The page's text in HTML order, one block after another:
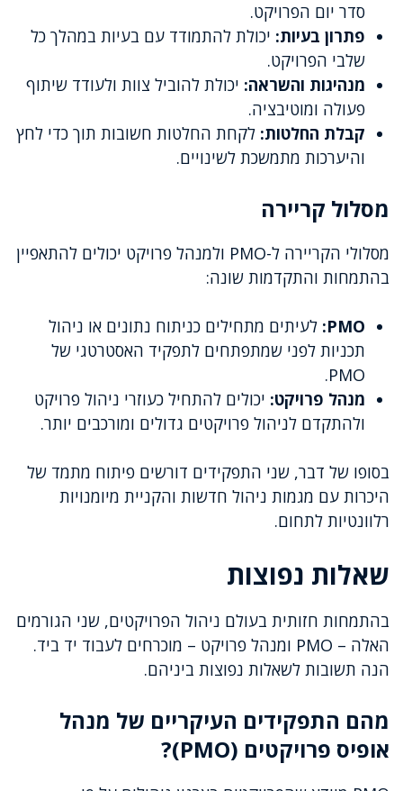
סדר יום הפרויקט.
פתרון בעיות: יכולת להתמודד עם בעיות במהלך כל
שלבי הפרויקט.
מנהיגות והשראה: יכולת להוביל צוות ולעודד שיתוף
פעולה ומוטיבציה.
קבלת החלטות: לקחת החלטות חשובות תוך כדי לחץ
והיערכות מתמשכת לשינויים.
מסלול קריירה
מסלולי הקריירה ל-PMO ולמנהל פרויקט יכולים להתאפיין
בהתמחות והתקדמות שונה:
PMO: לעיתים מתחילים כניתוח נתונים או ניהול
תכניות לפני שמתפתחים לתפקיד האסטרטגי של
PMO.
מנהל פרויקט: יכולים להתחיל כעוזרי ניהול פרויקט
ולהתקדם לניהול פרויקטים גדולים ומורכבים יותר.
בסופו של דבר, שני התפקידים דורשים פיתוח מתמד של
היכרות עם מגמות ניהול חדשות והקניית מיומנויות
רלוונטיות לתחום.
שאלות נפוצות
בהתמחות חזותית בעולם ניהול הפרויקטים, שני הגורמים
האלה – PMO ומנהל פרויקט – מוכרחים לעבוד יד ביד.
הנה תשובות לשאלות נפוצות ביניהם.
מהם התפקידים העיקריים של מנהל
אופיס פרויקטים (PMO)?